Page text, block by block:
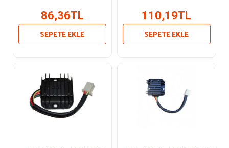
86,36TL
SEPETE EKLE
110,19TL
SEPETE EKLE